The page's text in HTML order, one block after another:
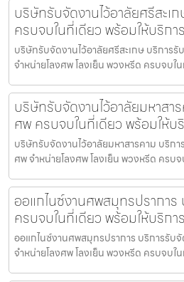
บริษัทรับจัดงานไว้อาลัยศรีสะเ
ครบจบในที่เดียว พร้อมให้บริกา
บริษัทรับจัดงานไว้อาลัยศรีสะเกษ บริการ
จำหน่ายโลงศพ โลงเย็น พวงหรีด ครบจบใ
บริษัทรับจัดงานไว้อาลัยมหาสา
ศพ ครบจบในที่เดียว พร้อมให้บ
บริษัทรับจัดงานไว้อาลัยมหาสารคาม บริก
ศพ จำหน่ายโลงศพ โลงเย็น พวงหรีด ครบ
ออแกไนซ์งานศพสมุทรปรากา
ครบจบในที่เดียว พร้อมให้บริกา
ออแกไนซ์งานศพสมุทรปราการ บริการรั
จำหน่ายโลงศพ โลงเย็น พวงหรีด ครบจบใ